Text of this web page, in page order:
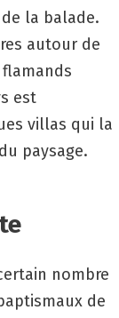
la balade.
autour de
est
villas qui la
paysage.
nombre
de